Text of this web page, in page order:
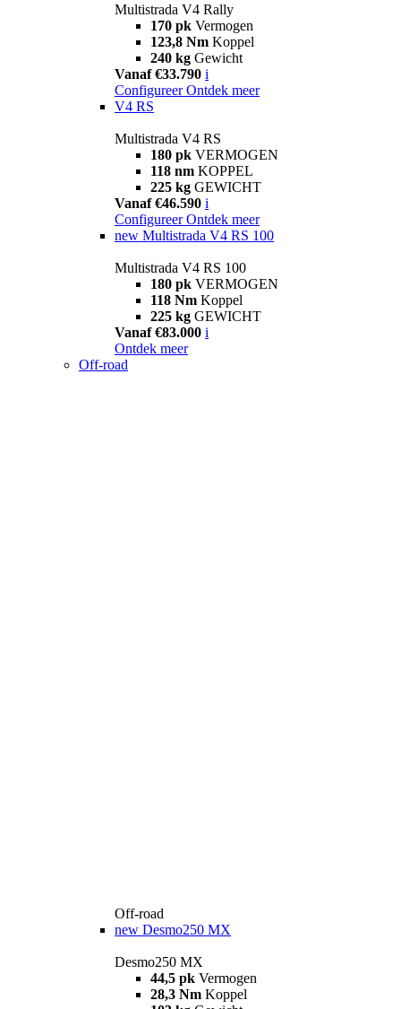
Multistrada V4 Rally
170 pk Vermogen
123,8 Nm Koppel
240 kg Gewicht
Vanaf €33.790 i
Configureer Ontdek meer
V4 RS
Multistrada V4 RS
180 pk VERMOGEN
118 nm KOPPEL
225 kg GEWICHT
Vanaf €46.590 i
Configureer Ontdek meer
new Multistrada V4 RS 100
Multistrada V4 RS 100
180 pk VERMOGEN
118 Nm Koppel
225 kg GEWICHT
Vanaf €83.000 i
Ontdek meer
Off-road
Off-road
new Desmo250 MX
Desmo250 MX
44,5 pk Vermogen
28,3 Nm Koppel